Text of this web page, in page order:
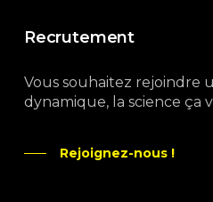
Recrutement
Vous souhaitez rejoindre
dynamique, la science ça
Rejoignez-nous !